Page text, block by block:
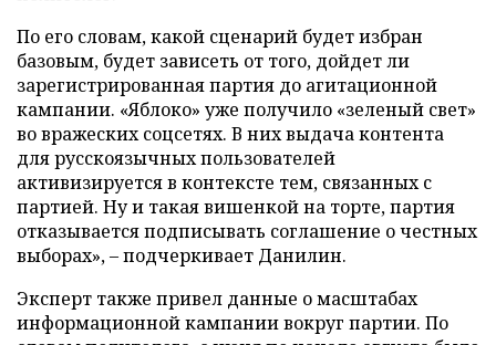
По его словам, какой сценарий будет избран
базовым, будет зависеть от того, дойдет ли
зарегистрированная партия до агитационной
кампании. «Яблоко» уже получило «зеленый свет»
во вражеских соцсетях. В них выдача контента
для русскоязычных пользователей
активизируется в контексте тем, связанных с
партией. Ну и такая вишенкой на торте, партия
отказывается подписывать соглашение о честных
выборах», – подчеркивает Данилин.
Эксперт также привел данные о масштабах
информационной кампании вокруг партии. По